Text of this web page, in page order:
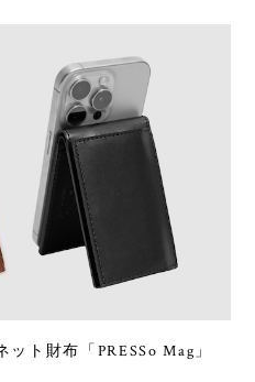
ト財布「PRESSo Mag」